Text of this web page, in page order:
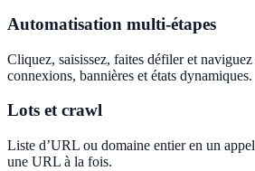
Automatisation multi-étapes
Cliquez, saisissez, faites défiler et
connexions, bannières et états dynamiques.
Lots et crawl
Liste d’URL ou domaine entier en un
une URL à la fois.